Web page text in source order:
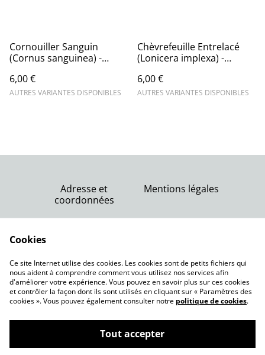
Cornouiller Sanguin
(Cornus sanguinea) -
6,00 €
AUTRES VARIANTES DISPONIBLES
Chèvrefeuille Entrelacé
(Lonicera implexa) -
6,00 €
AUTRES VARIANTES DISPONIBLES
Adresse et
coordonnées
Nous contacter
Mentions légales
Conditions générales
Politique de cookies
©2026
Pépinière Juste une graine Lansargues
(région de Montpellier, 34)
Cookies
Ce site Internet utilise des cookies. Les cookies sont de petits fichiers qui
nous aident à comprendre comment vous utilisez nos services afin
d'améliorer votre expérience. Vous pouvez en savoir plus sur ces cookies
et contrôler la façon dont ils sont utilisés en cliquant sur « Paramètres des
cookies ». Vous pouvez également consulter notre politique de cookies.
Tout accepter